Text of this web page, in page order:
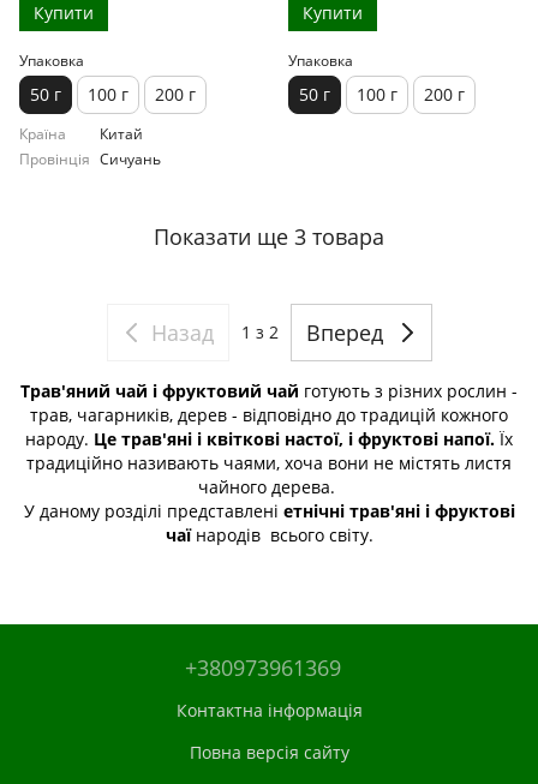
Купити
Упаковка
50 г 100 г 200 г
Країна
Китай
Провінція Сичуань
Купити
Упаковка
50 г 100 г 200 г
Показати ще 3 товара
Назад 1 з 2 Вперед
Трав'яний чай і фруктовий чай готують з різних рослин -
трав, чагарників, дерев - відповідно до традицій кожного
народу. Це трав'яні і квіткові настої, і фруктові напої. Їх
традиційно називають чаями, хоча вони не містять листя
чайного дерева.
У даному розділі представлені етнічні трав'яні і фруктові
чаїнародів всього світу.
+380973961369
Контактна інформація
Повна версія сайту